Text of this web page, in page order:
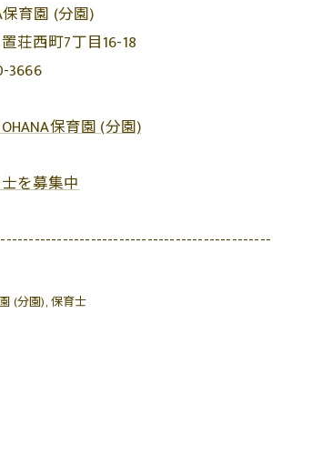
育園 (分園)
荘西町7丁目16-18
3666
保育園 (分園)
を募集中
(分園) 保育士